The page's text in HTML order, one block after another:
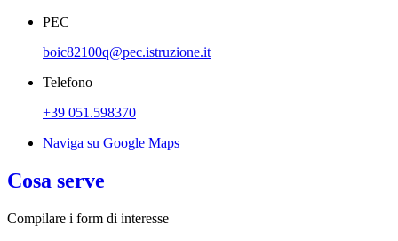
PEC
boic82100q@pec.istruzione.it
Telefono
+39 051.598370
Naviga su Google Maps
Cosa serve
Compilare i form di interesse